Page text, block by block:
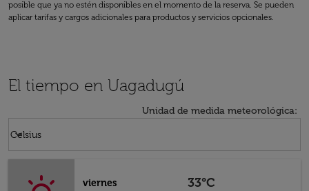
posible que ya no estén disponibles en el momento de la reserva. Se pueden
aplicar tarifas y cargos adicionales para productos y servicios opcionales.
El tiempo en Uagadugú
Unidad de medida meteorológica:
Celsius
keyboard_arrow_down
viernes
33°C